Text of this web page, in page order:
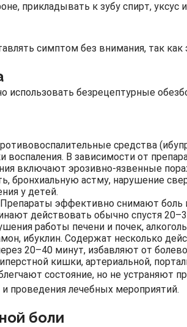
прикладывать к зубу спирт,
симптом без внимания, так
использовать безрецептурные
средства
В зависимости от
включают эрозивно-язвенные
бронхиальную астму, нарушение
у детей.
эффективно снимают
действовать обычно спустя
работы печени и почек,
ибуклин. Содержат несколько
20–40 минут, избавляют от
кишки, артериальной,
состояние, но не устраняют
проведения лечебных мероприятий.
боли